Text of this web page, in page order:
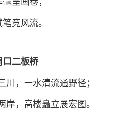
竞风流。
口二板桥
川，一水清流通野径；
岸，高楼矗立展宏图。